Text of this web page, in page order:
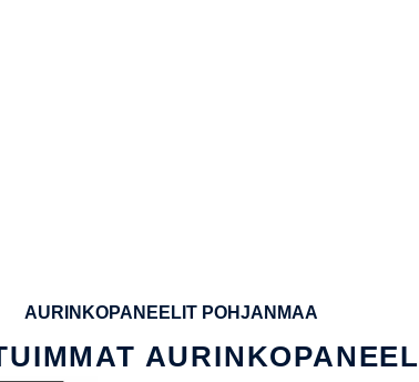
AURINKOPANEELIT POHJANMAA